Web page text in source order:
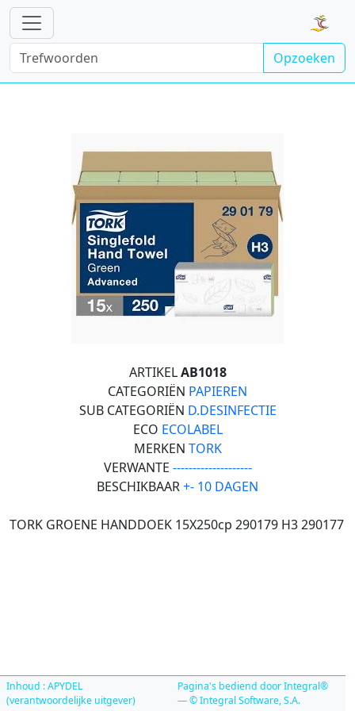
Opzoeken
ARTIKELAB1018
CATEGORIËN PAPIEREN
SUB CATEGORIËN D.DESINFECTIE
ECO ECOLABEL
MERKEN TORK
VERWANTE --------------------
BESCHIKBAAR+- 10 DAGEN
TORK GROENE HANDDOEK 15X250cp 290179 H3 290177
Inhoud : APYDEL
(verantwoordelijke uitgever)
Pagina's bediend door Integral®
— © Integral Software, S.A.